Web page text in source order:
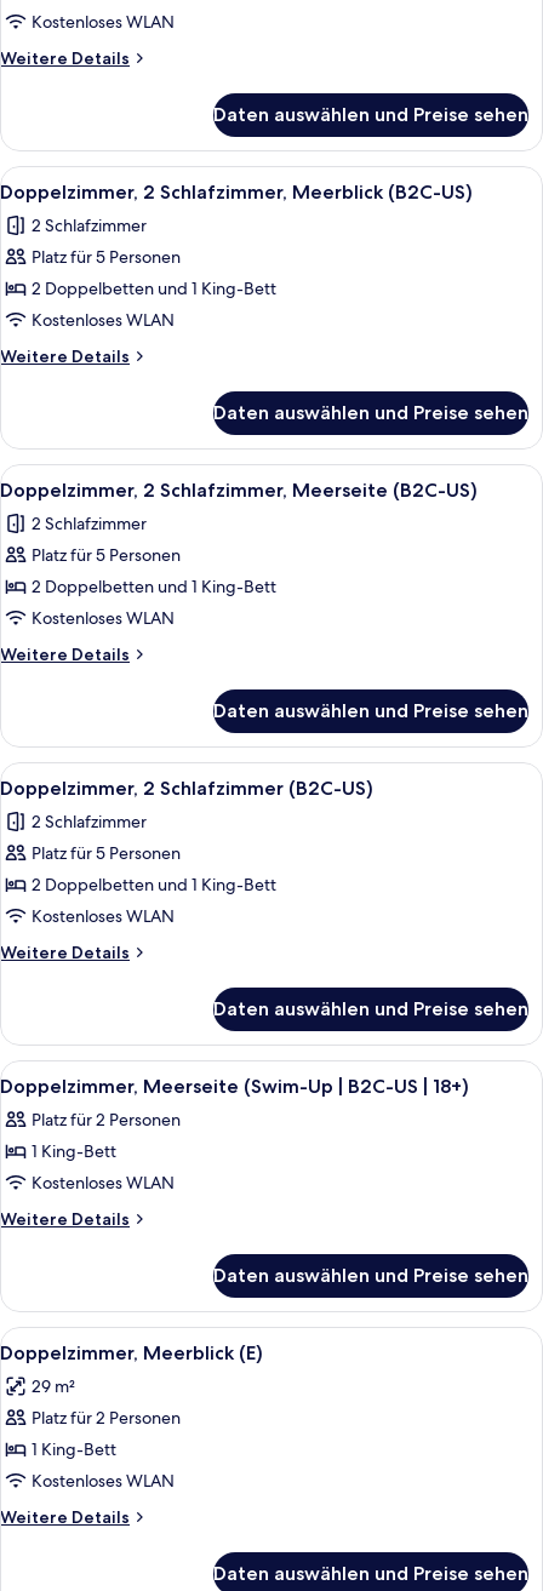
Gartenblick
(B2C-
US)
Kostenloses WLAN
Weitere Details
Weitere
2 Schlafzimmer,
Gartenblick
(B2C-
Daten auswählen und Preise sehen
Alle
Fotos
für
Doppelzimmer,
2 Schlafzimmer,
Meerblick
(B2C-
US)
Ein Hotelzimmer mit einem großen
5
Doppelzimmer, 2 Schlafzimmer, Meerblick (B2C-US)
2 Schlafzimmer
Platz für 5 Personen
2 Doppelbetten und 1 King-Bett
Kostenloses WLAN
Weitere Details
Weitere
2 Schlafzimmer,
Meerblick
(B2C-
Daten auswählen und Preise sehen
Alle
Fotos
für
Doppelzimmer,
2 Schlafzimmer,
Meerseite
(B2C-
US)
Ein Hotelzimmer mit einem großen
7
Doppelzimmer, 2 Schlafzimmer, Meerseite (B2C-US)
2 Schlafzimmer
Platz für 5 Personen
2 Doppelbetten und 1 King-Bett
Kostenloses WLAN
Weitere Details
Weitere
2 Schlafzimmer,
Meerseite
(B2C-
Daten auswählen und Preise sehen
Alle
Fotos
für
Doppelzimmer,
2 Schlafzimmer
(B2C-
US)
anzeigen
Ein Hotelzimmer mit zwei Betten,
6
Doppelzimmer, 2 Schlafzimmer (B2C-US)
2 Schlafzimmer
Platz für 5 Personen
2 Doppelbetten und 1 King-Bett
Kostenloses WLAN
Weitere Details
Weitere
2 Schlafzimmer
(B2C-
US)
Daten auswählen und Preise sehen
Alle
Fotos
für
Doppelzimmer,
Meerseite
(Swim-
B2C-
US
|
18+)
anzeigen
Ein Hotelzimmer mit einem großen
5
Doppelzimmer, Meerseite (Swim-Up | B2C-US | 18+)
Platz für 2 Personen
1 King-Bett
Kostenloses WLAN
Weitere Details
Weitere
Meerseite
(Swim-
Up
B2C-
US
18+)
Daten auswählen und Preise sehen
Alle
Fotos
für
Doppelzimmer,
Meerblick
(E)
anzeigen
Ein Hotelzimmer mit einem großen
7
Doppelzimmer, Meerblick (E)
29 m²
Platz für 2 Personen
1 King-Bett
Kostenloses WLAN
Weitere Details
Weitere
Daten auswählen und Preise sehen